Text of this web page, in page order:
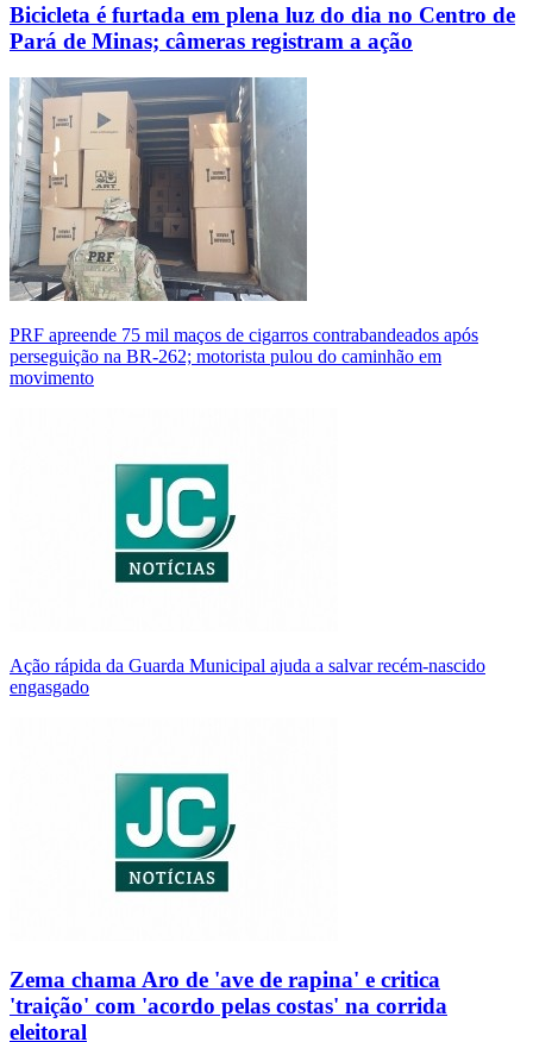
Bicicleta é furtada em plena luz do dia no Centro de
Pará de Minas; câmeras registram a ação
PRF apreende 75 mil maços de cigarros contrabandeados após
perseguição na BR-262; motorista pulou do caminhão em
movimento
Ação rápida da Guarda Municipal ajuda a salvar recém-nascido
engasgado
Zema chama Aro de 'ave de rapina' e critica
'traição' com 'acordo pelas costas' na corrida
eleitoral